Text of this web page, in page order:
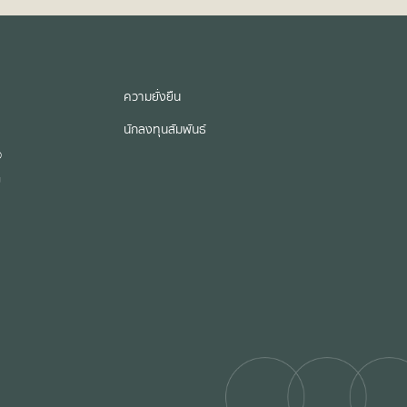
ความยั่งยืน
นักลงทุนสัมพันธ์